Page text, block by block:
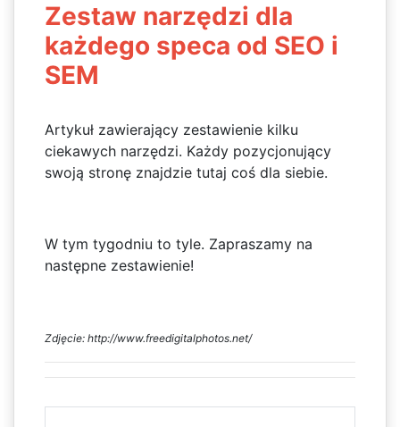
Zestaw narzędzi dla
każdego speca od SEO i
SEM
Artykuł zawierający zestawienie kilku
ciekawych narzędzi. Każdy pozycjonujący
swoją stronę znajdzie tutaj coś dla siebie.
W tym tygodniu to tyle. Zapraszamy na
następne zestawienie!
Zdjęcie: http://www.freedigitalphotos.net/